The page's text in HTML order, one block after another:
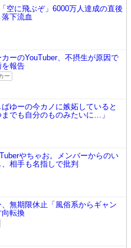
空に飛ぶぞ」6000万人達成の直後
下流血
ーのYouTuber、不摂生が原因で
報告
ー
ゆーの今カノに嫉妬していると
でも自分のものみたいに…」
やちゃお。メンバーからのい
相手も名指しで批判
無期限休止「風俗系からギャン
向転換